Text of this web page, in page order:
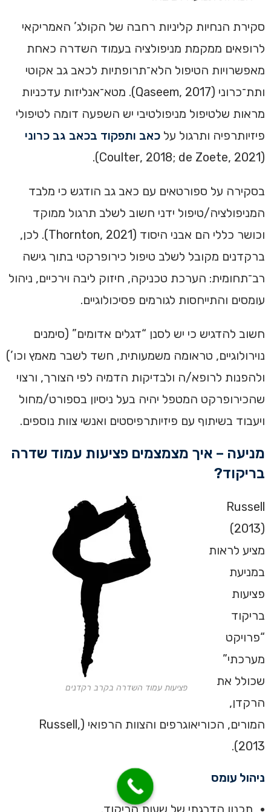
סקירת הנחיות קליניות רחבה של הקולג’ האמריקאי
לרופאים ממקמת מניפולציה בעמוד השדרה כאחת
מאפשרויות הטיפול הלא־תרופתיות לכאב גב אקוטי
ותת־כרוני (Qaseem, 2017). מטא־אנליזות עדכניות
מראות שלטיפול מניפולטיבי יש השפעה דומה לטיפולי
פיזיותרפיה ותרגול על כאב ותפקוד בכאב גב כרוני
(Coulter, 2018; de Zoete, 2021).
בסקירה על ספורטאים עם כאב גב הודגש כי מלבד
המניפולציה/טיפול ידני חשוב לשלב תרגול ממוקד
וכושר כללי הם אבני היסוד (Thornton, 2021). לכן,
ברקדנים מקובל לשלב טיפול כירופרקטי בתוך גישה
רב־תחומית: הערכת טכניקה, חיזוק ליבה וירכיים, ניהול
עומסים והתייחסות לגורמים פסיכולוגיים.
חשוב להדגיש כי יש לסנן “דגלים אדומים” (סימנים
נוירולוגיים, טראומה משמעותית, חשד לשבר מאמץ וכו’)
ולהפנות לרופא/ה ולבדיקות הדמיה לפי הצורך, ורצוי
שהכירופרקט המטפל יהיה בעל ניסיון בספורט/מחול
ויעבוד בשיתוף עם פיזיותרפיסטים ואנשי צוות נוספים.
מניעה – איך מצמצמים פציעות עמוד שדרה
בריקוד?
פציעות עמוד השדרה בקרב רקדנים
Russell
(2013)
מציע לראות
במניעת
פציעות
בריקוד
“פרויקט
מערכתי”
שכולל את
הרקדן,
המורים, הכוריאוגרפים והצוות הרפואי (Russell,
2013).
ניהול עומס